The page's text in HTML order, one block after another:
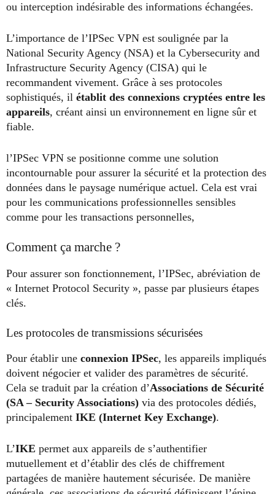
ou interception indésirable des informations échangées.
L’importance de l’IPSec VPN est soulignée par la
National Security Agency (NSA) et la Cybersecurity and
Infrastructure Security Agency (CISA) qui le
recommandent vivement. Grâce à ses protocoles
sophistiqués, il établit des connexions cryptées entre les
appareils, créant ainsi un environnement en ligne sûr et
fiable.
l’IPSec VPN se positionne comme une solution
incontournable pour assurer la sécurité et la protection des
données dans le paysage numérique actuel. Cela est vrai
pour les communications professionnelles sensibles
comme pour les transactions personnelles,
Comment ça marche ?
Pour assurer son fonctionnement, l’IPSec, abréviation de
« Internet Protocol Security », passe par plusieurs étapes
clés.
Les protocoles de transmissions sécurisées
Pour établir une connexion IPSec, les appareils impliqués
doivent négocier et valider des paramètres de sécurité.
Cela se traduit par la création d’Associations de Sécurité
(SA – Security Associations) via des protocoles dédiés,
principalement IKE (Internet Key Exchange).
L’IKE permet aux appareils de s’authentifier
mutuellement et d’établir des clés de chiffrement
partagées de manière hautement sécurisée. De manière